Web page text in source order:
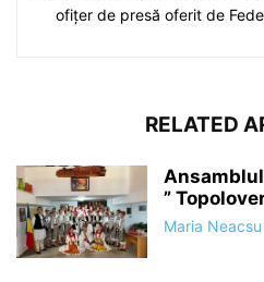
ofițer de presă oferit de
RELATED
”
Maria Neacsu